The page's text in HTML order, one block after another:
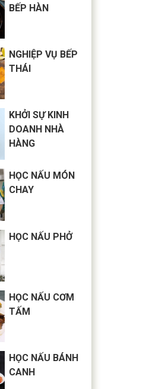
BẾP HÀN
NGHIỆP VỤ BẾP
THÁI
KHỞI SỰ KINH
DOANH NHÀ
HÀNG
HỌC NẤU MÓN
CHAY
HỌC NẤU PHỞ
HỌC NẤU CƠM
TẤM
HỌC NẤU BÁNH
CANH